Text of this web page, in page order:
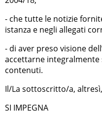
- che tutte le notizie
istanza e negli allegati
- di aver preso visione
accettarne integralmente
contenuti.
Il/La sottoscritto/a, altresì,
SI IMPEGNA